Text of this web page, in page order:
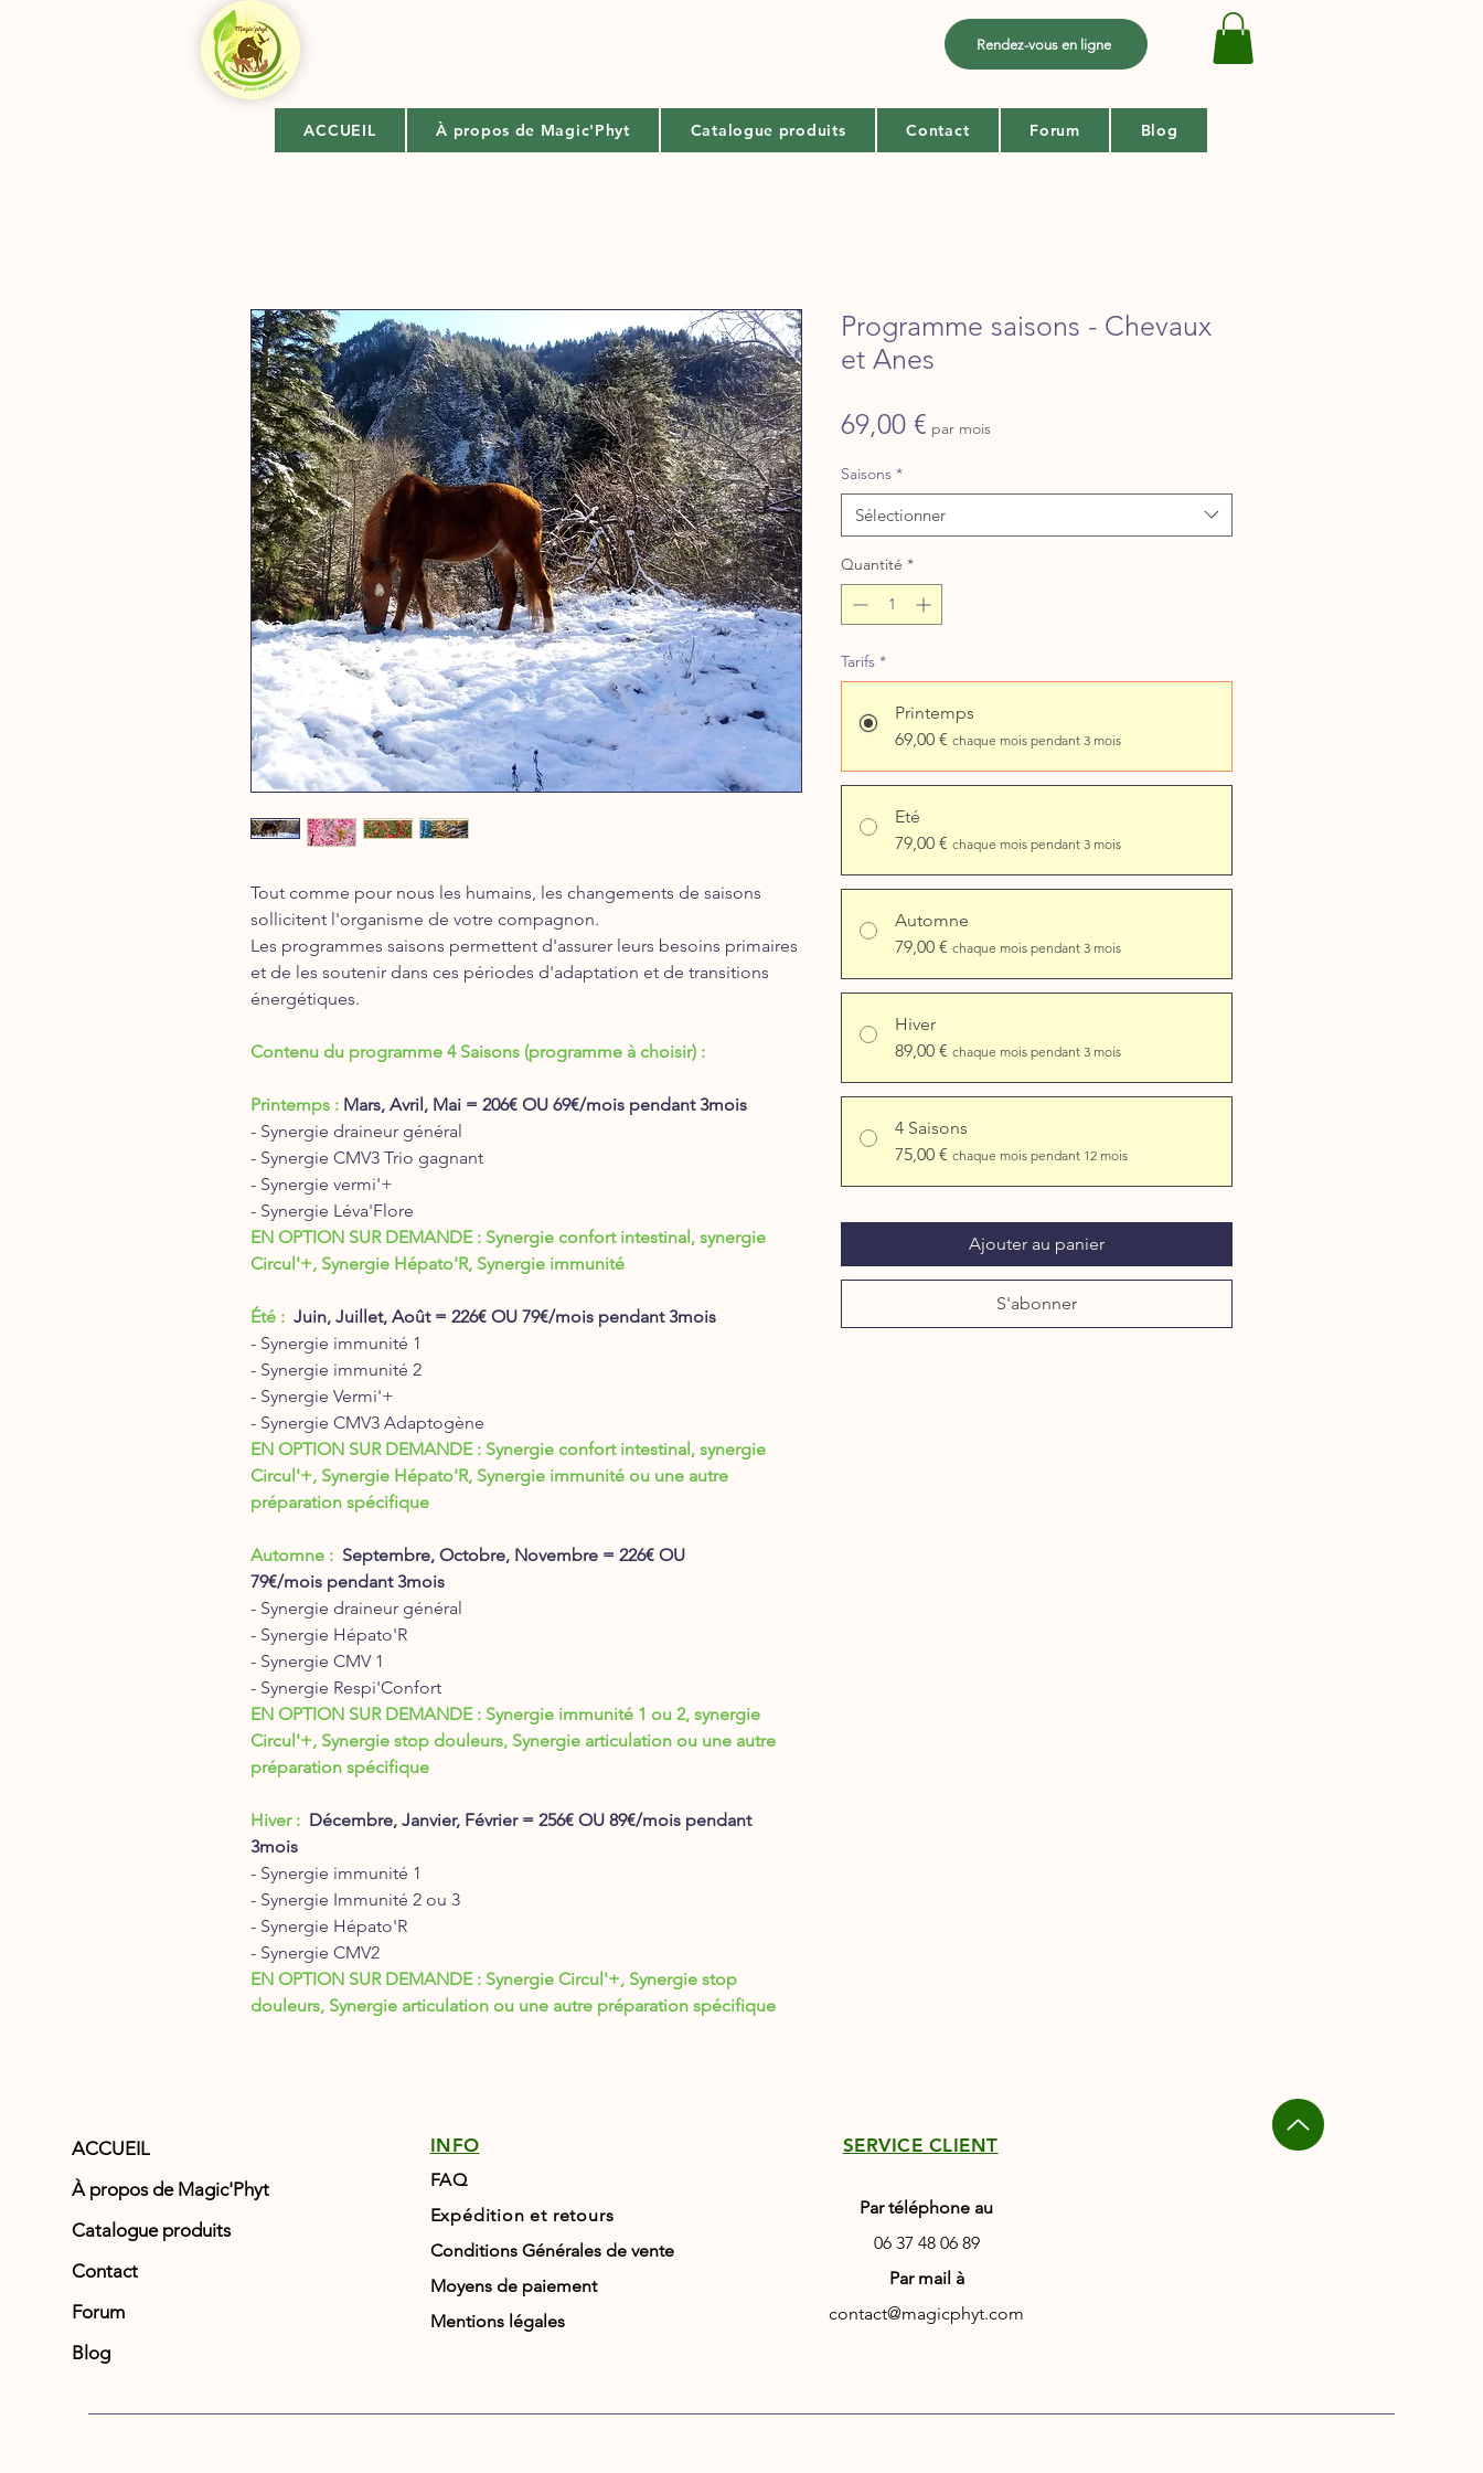
Rendez-vous en ligne
ACCUEIL À propos de Magic'Phyt Catalogue produits Contact Forum Blog
Tout comme pour nous les humains, les changements de saisons
sollicitent l'organisme de votre compagnon.
Les programmes saisons permettent d'assurer leurs besoins primaires
et de les soutenir dans ces périodes d'adaptation et de transitions
énergétiques.
Contenu du programme 4 Saisons (programme à choisir) :
Printemps : Mars, Avril, Mai = 206€ OU 69€/mois pendant 3mois
- Synergie draineur général
- Synergie CMV3 Trio gagnant
- Synergie vermi'+
- Synergie Léva'Flore
EN OPTION SUR DEMANDE : Synergie confort intestinal, synergie
Circul'+, Synergie Hépato'R, Synergie immunité
Été : Juin, Juillet, Août = 226€ OU 79€/mois pendant 3mois
- Synergie immunité 1
- Synergie immunité 2
- Synergie Vermi'+
- Synergie CMV3 Adaptogène
EN OPTION SUR DEMANDE : Synergie confort intestinal, synergie
Circul'+, Synergie Hépato'R, Synergie immunité ou une autre
préparation spécifique
Automne : Septembre, Octobre, Novembre = 226€ OU
79€/mois pendant 3mois
- Synergie draineur général
- Synergie Hépato'R
- Synergie CMV 1
- Synergie Respi'Confort
EN OPTION SUR DEMANDE : Synergie immunité 1 ou 2, synergie
Circul'+, Synergie stop douleurs, Synergie articulation ou une autre
préparation spécifique
Hiver : Décembre, Janvier, Février = 256€ OU 89€/mois pendant
3mois
- Synergie immunité 1
- Synergie Immunité 2 ou 3
- Synergie Hépato'R
- Synergie CMV2
EN OPTION SUR DEMANDE : Synergie Circul'+, Synergie stop
douleurs, Synergie articulation ou une autre préparation spécifique
Programme saisons - Chevaux
et Anes
69,00 € Prix
par mois
Saisons *
Sélectionner
Quantité *
Tarifs *
Printemps
69,00 € chaque mois pendant 3 mois
Eté
79,00 € chaque mois pendant 3 mois
Automne
79,00 € chaque mois pendant 3 mois
Hiver
89,00 € chaque mois pendant 3 mois
4 Saisons
75,00 € chaque mois pendant 12 mois
Ajouter au panier
S'abonner
ACCUEIL
À propos de Magic'Phyt
Catalogue produits
Contact
Forum
Blog
INFO
FAQ
Expédition et retours
Conditions Générales de vente
Moyens de paiement
Mentions légales
SERVICE CLIENT
Par téléphone au
06 37 48 06 89
Par mail à
contact@magicphyt.com